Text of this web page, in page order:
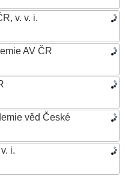
v. v. i.
AV ČR
věd České
i.